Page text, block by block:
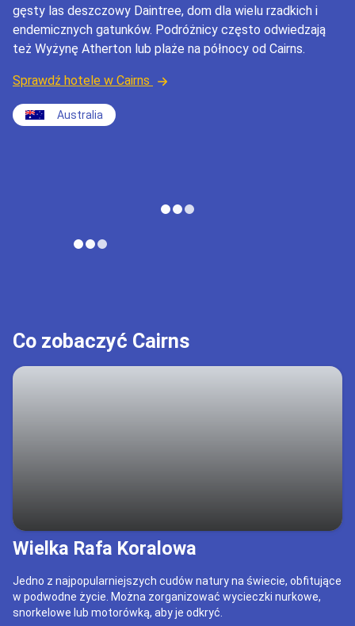
gęsty las deszczowy Daintree, dom dla wielu rzadkich i
endemicznych gatunków. Podróżnicy często odwiedzają
też Wyżynę Atherton lub plaże na północy od Cairns.
Sprawdź hotele w Cairns
Australia
Co zobaczyć Cairns
Wielka Rafa Koralowa
Jedno z najpopularniejszych cudów natury na świecie, obfitujące
w podwodne życie. Można zorganizować wycieczki nurkowe,
snorkelowe lub motorówką, aby je odkryć.